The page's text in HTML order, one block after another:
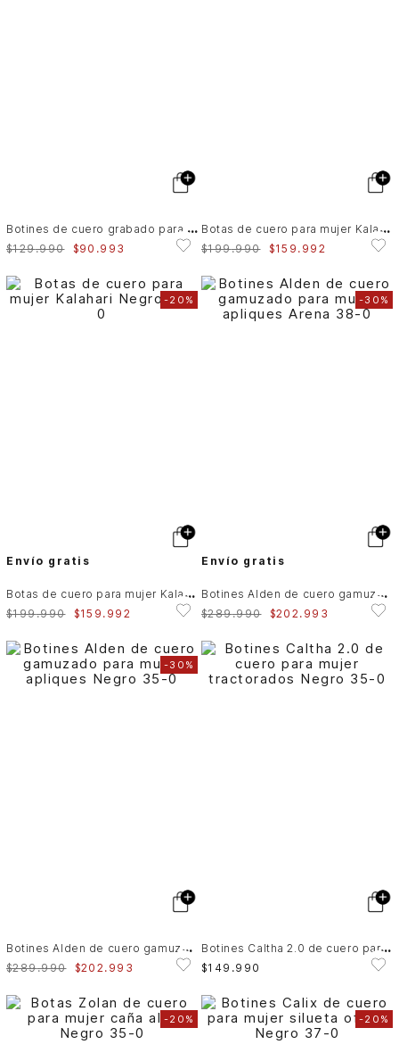
B
otines de cuero grabado para mujer Alpha
$129.990 $90 .993
B
otas de cuero para mujer Kalahari
$199.990 $159 . 992
-20%
Envío gratis
B
otas de cuero para mujer Kalahari
$199.990 $159 . 992
-30%
Envío gratis
B
otines Alden de cuero gamuzado para mujer apliques
$289.990 $202 . 993
-30%
B
otines Alden de cuero gamuzado para mujer apliques
$289.990 $202 . 993
B
otines Caltha 2.0 de cuero para mujer tractorados
$149 .990
-20% -20%